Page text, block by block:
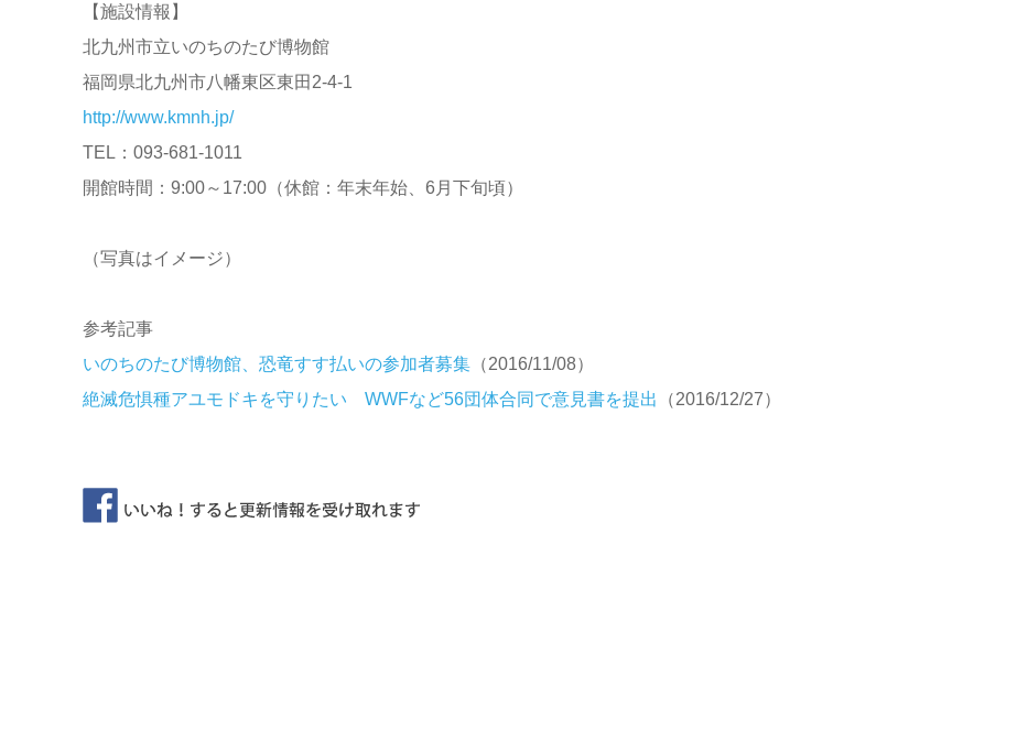
【施設情報】
北九州市立いのちのたび博物館
福岡県北九州市八幡東区東田2-4-1
http://www.kmnh.jp/
TEL：093-681-1011
開館時間：9:00～17:00（休館：年末年始、6月下旬頃）
（写真はイメージ）
参考記事
いのちのたび博物館、恐竜すす払いの参加者募集（2016/11/08）
絶滅危惧種アユモドキを守りたい WWFなど56団体合同で意見書を提出 （2016/12/27）